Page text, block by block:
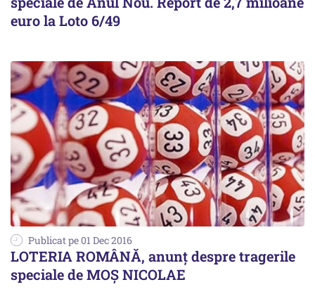
euro la Loto 6/49
Publicat pe 01 Dec 2016
LOTERIA ROMÂNĂ, anunț despre tragerile
speciale de MOȘ NICOLAE